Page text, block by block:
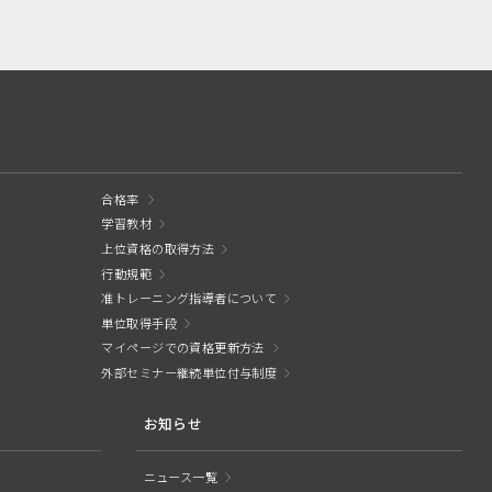
合格率
学習教材
上位資格の取得方法
行動規範
准トレーニング指導者について
単位取得手段
マイページでの資格更新方法
外部セミナー継続単位付与制度
お知らせ
ニュース一覧